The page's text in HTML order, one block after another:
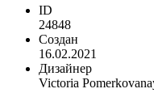
ID
24848
Создан
16.02.2021
Дизайнер
Victoria